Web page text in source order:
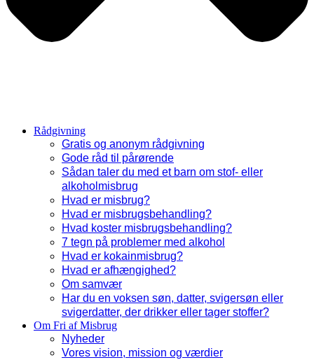
Rådgivning
Gratis og anonym rådgivning
Gode råd til pårørende
Sådan taler du med et barn om stof- eller
alkoholmisbrug
Hvad er misbrug?
Hvad er misbrugsbehandling?
Hvad koster misbrugsbehandling?
7 tegn på problemer med alkohol
Hvad er kokainmisbrug?
Hvad er afhængighed?
Om samvær
Har du en voksen søn, datter, svigersøn eller
svigerdatter, der drikker eller tager stoffer?
Om Fri af Misbrug
Nyheder
Vores vision, mission og værdier